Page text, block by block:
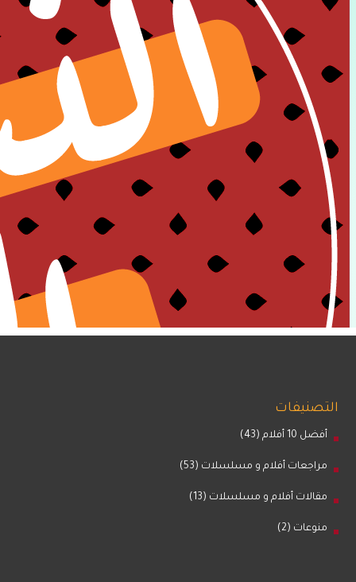
التصنيفات
أفضل 10 أفلام (43)
مراجعات أفلام و مسلسلات (53)
مقالات أفلام و مسلسلات (13)
منوعات (2)